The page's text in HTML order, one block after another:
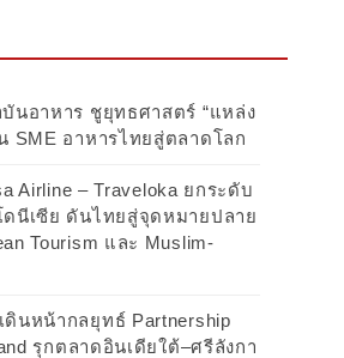
นอาหาร ชูยุทธศาสตร์ “แหล่ง
SME อาหารไทยสู่ตลาดโลก
Airline – Traveloka ยกระดับ
ดนีเซีย ดันไทยสู่จุดหมายปลาย
Tourism และ Muslim-
นหน้ากลยุทธ์ Partnership
รุกตลาดอินเดียใต้–ศรีลังกา